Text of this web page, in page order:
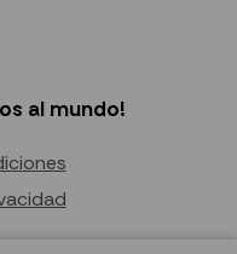
al mundo!